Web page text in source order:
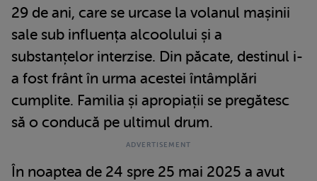
29 de ani, care se urcase la volanul mașinii
sale sub influența alcoolului și a
substanțelor interzise. Din păcate, destinul i-
a fost frânt în urma acestei întâmplări
cumplite. Familia și apropiații se pregătesc
să o conducă pe ultimul drum.
În noaptea de 24 spre 25 mai 2025 a avut